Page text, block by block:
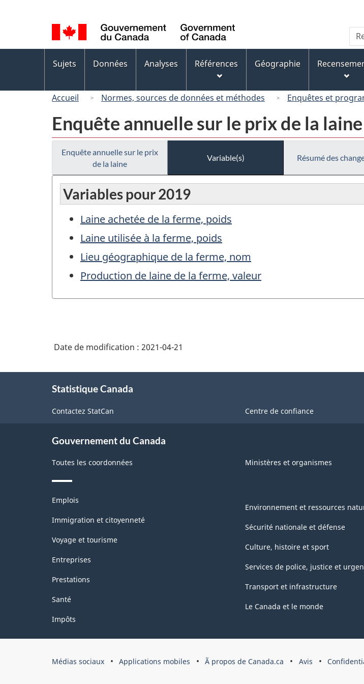
au
« À
de
ce
de
la
langue
Canada
des
Sujets Données Analyses Références Géographie
Accueil Normes, sources de données et méthodes Enquêtes et
Enquête annuelle sur le prix de la laine
Enquête annuelle sur le prix
de la laine
Variable(s) Résumé des
Variables pour 2019
Laine achetée de la ferme, poids
Laine utilisée à la ferme, poids
Lieu géographique de la ferme, nom
Production de laine de la ferme, valeur
Date de modification : 2021-04-21
Statistique Canada
Contactez StatCan Centre de confiance
Gouvernement du Canada
Toutes les coordonnées Ministères et organismes
Thèmes
sujets
Emplois
Immigration et citoyenneté
Voyage et tourisme
Entreprises
Prestations
Santé
Impôts
Environnement et ressources
Sécurité nationale et défense
Culture, histoire et sport
Services de police, justice et
Transport et infrastructure
Le Canada et le monde
Organisation
Médias sociaux Applications mobiles Ã propos de Canada.ca Avis